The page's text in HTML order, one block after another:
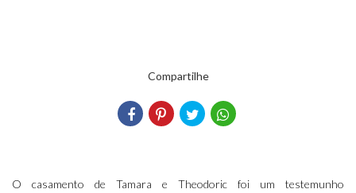
Compartilhe
O casamento de Tamara e Theodoric foi um testemunho